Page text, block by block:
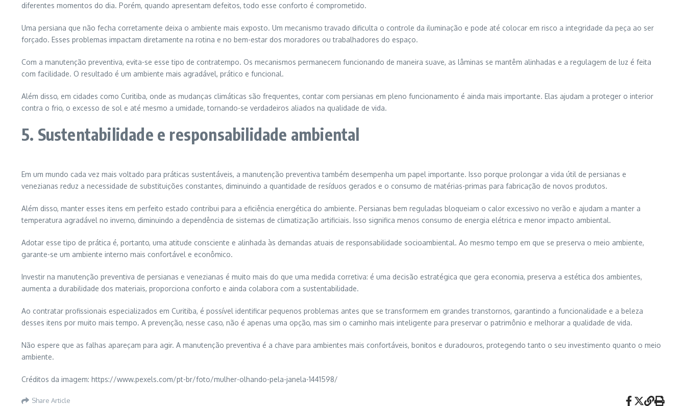
diferentes momentos do dia. Porém, quando apresentam defeitos, todo esse conforto é comprometido.
Uma persiana que não fecha corretamente deixa o ambiente mais exposto. Um mecanismo travado dificulta o controle da iluminação e pode até colocar em risco a integridade da peça ao ser
forçado. Esses problemas impactam diretamente na rotina e no bem-estar dos moradores ou trabalhadores do espaço.
Com a manutenção preventiva, evita-se esse tipo de contratempo. Os mecanismos permanecem funcionando de maneira suave, as lâminas se mantêm alinhadas e a regulagem de luz é feita
com facilidade. O resultado é um ambiente mais agradável, prático e funcional.
Além disso, em cidades como Curitiba, onde as mudanças climáticas são frequentes, contar com persianas em pleno funcionamento é ainda mais importante. Elas ajudam a proteger o interior
contra o frio, o excesso de sol e até mesmo a umidade, tornando-se verdadeiros aliados na qualidade de vida.
5. Sustentabilidade e responsabilidade ambiental
Em um mundo cada vez mais voltado para práticas sustentáveis, a manutenção preventiva também desempenha um papel importante. Isso porque prolongar a vida útil de persianas e
venezianas reduz a necessidade de substituições constantes, diminuindo a quantidade de resíduos gerados e o consumo de matérias-primas para fabricação de novos produtos.
Além disso, manter esses itens em perfeito estado contribui para a eficiência energética do ambiente. Persianas bem reguladas bloqueiam o calor excessivo no verão e ajudam a manter a
temperatura agradável no inverno, diminuindo a dependência de sistemas de climatização artificiais. Isso significa menos consumo de energia elétrica e menor impacto ambiental.
Adotar esse tipo de prática é, portanto, uma atitude consciente e alinhada às demandas atuais de responsabilidade socioambiental. Ao mesmo tempo em que se preserva o meio ambiente,
garante-se um ambiente interno mais confortável e econômico.
Investir na manutenção preventiva de persianas e venezianas é muito mais do que uma medida corretiva: é uma decisão estratégica que gera economia, preserva a estética dos ambientes,
aumenta a durabilidade dos materiais, proporciona conforto e ainda colabora com a sustentabilidade.
Ao contratar profissionais especializados em Curitiba, é possível identificar pequenos problemas antes que se transformem em grandes transtornos, garantindo a funcionalidade e a beleza
desses itens por muito mais tempo. A prevenção, nesse caso, não é apenas uma opção, mas sim o caminho mais inteligente para preservar o patrimônio e melhorar a qualidade de vida.
Não espere que as falhas apareçam para agir. A manutenção preventiva é a chave para ambientes mais confortáveis, bonitos e duradouros, protegendo tanto o seu investimento quanto o meio
ambiente.
Créditos da imagem: https://www.pexels.com/pt-br/foto/mulher-olhando-pela-janela-1441598/
Share Article